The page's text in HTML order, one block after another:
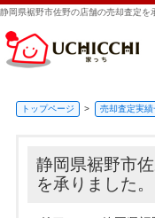
トップページ 売却査定実績
静岡県裾野市
を承りました。